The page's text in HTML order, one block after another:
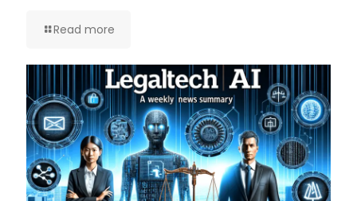
Read more